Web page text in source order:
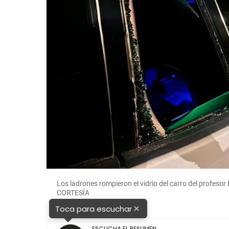
Los ladrones rompieron el vidrio del carro del
CORTESÍA
Toca para escuchar×